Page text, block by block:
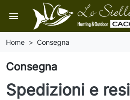
menu
Home Consegna
Consegna
Spedizioni e resi